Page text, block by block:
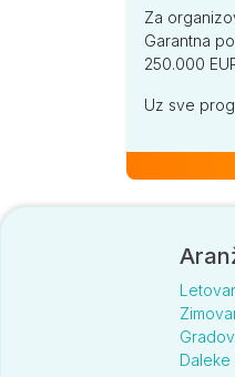
Za
Garantna
250.000
Uz sve